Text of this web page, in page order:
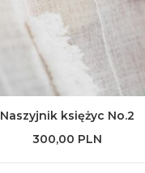
Naszyjnik księżyc No.2
300,00 PLN